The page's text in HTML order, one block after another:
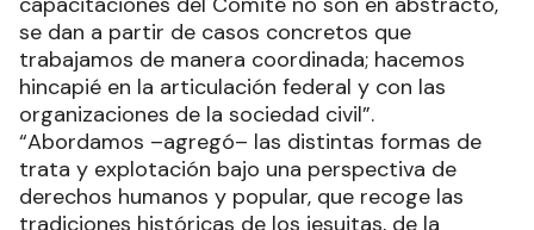
se dan a partir de casos concretos que
trabajamos de manera coordinada; hacemos
hincapié en la articulación federal y con las
organizaciones de la sociedad civil”.
“Abordamos –agregó– las distintas formas de
trata y explotación bajo una perspectiva de
derechos humanos y popular, que recoge las
tradiciones históricas de los jesuitas, de la